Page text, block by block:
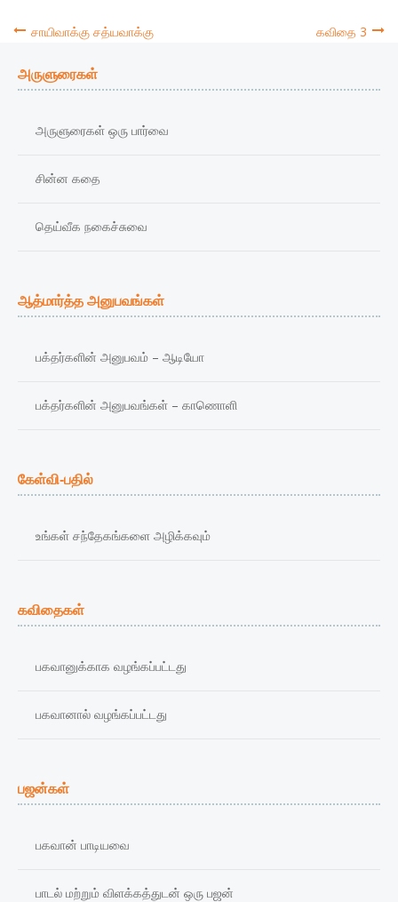
Post
சாயிவாக்கு சத்யவாக்கு கவிதை 3
அருளுரைகள்
அருளுரைகள் ஒரு பார்வை
சின்ன கதை
தெய்வீக நகைச்சுவை
ஆத்மார்த்த அனுபவங்கள்
பக்தர்களின் அனுபவம் – ஆடியோ
பக்தர்களின் அனுபவங்கள் – காணொளி
கேள்வி-பதில்
உங்கள் சந்தேகங்களை அழிக்கவும்
கவிதைகள்
பகவானுக்காக வழங்கப்பட்டது
பகவானால் வழங்கப்பட்டது
பஜன்கள்
பகவான் பாடியவை
பாடல் மற்றும் விளக்கத்துடன் ஒரு பஜன்